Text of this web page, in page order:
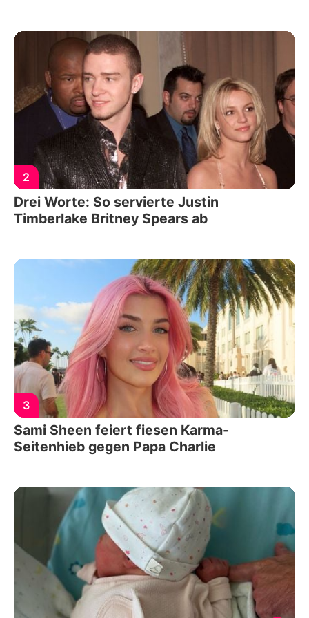
2
Drei Worte: So servierte Justin
Timberlake Britney Spears ab
3
Sami Sheen feiert fiesen Karma-
Seitenhieb gegen Papa Charlie